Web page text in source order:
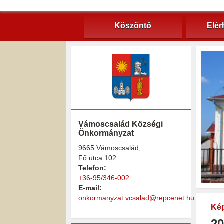
Köszöntő
Vámoscsalád Községi
Önkormányzat
9665 Vámoscsalád,
Fő utca 102.
Telefon:
+36-95/346-002
E-mail:
onkormanyzat.vcsalad@repcenet.hu